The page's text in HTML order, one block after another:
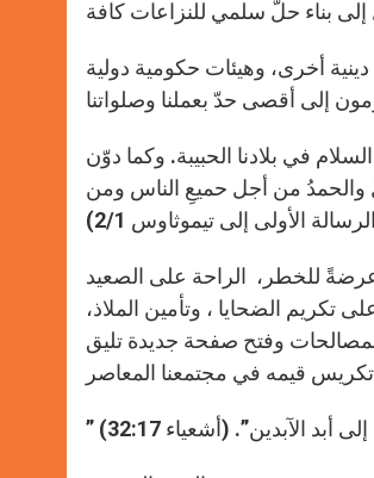
أخرى، وهيئات حكومية دولية
في بلادنا الحبيبة. وكما دوّن
والحمدُ من أجل حميعِ الناس ومن
عرضةً للخطر، الراحة على الصعيد
الضحايا ، وتأمين الملاذ،
وفتح صفحة جديدة تليق